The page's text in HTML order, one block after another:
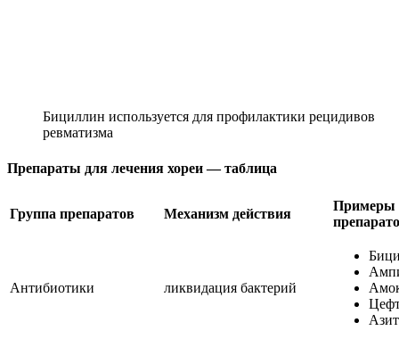
Бициллин используется для профилактики рецидивов
ревматизма
Препараты для лечения хореи — таблица
Группа препаратов Механизм действия
Примеры
Антибиотики ликвидация бактерий